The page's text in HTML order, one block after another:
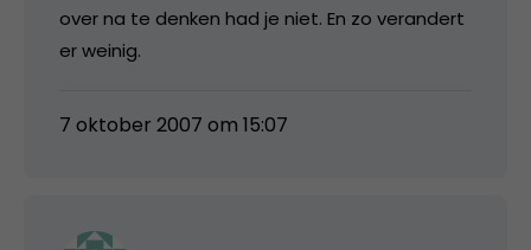
over na te denken had je niet. En zo verandert
er weinig.
7 oktober 2007 om 15:07